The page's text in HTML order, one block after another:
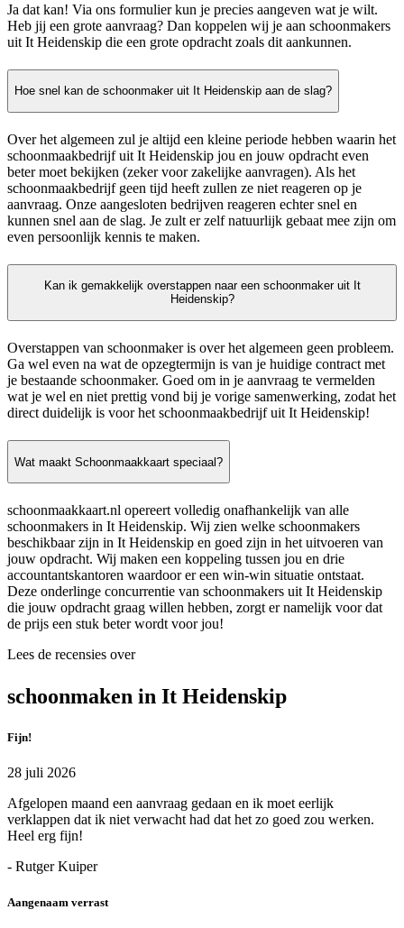
Ja dat kan! Via ons formulier kun je precies aangeven wat je wilt.
Heb jij een grote aanvraag? Dan koppelen wij je aan schoonmakers
uit It Heidenskip die een grote opdracht zoals dit aankunnen.
Hoe snel kan de schoonmaker uit It Heidenskip aan de slag?
Over het algemeen zul je altijd een kleine periode hebben waarin het
schoonmaakbedrijf uit It Heidenskip jou en jouw opdracht even
beter moet bekijken (zeker voor zakelijke aanvragen). Als het
schoonmaakbedrijf geen tijd heeft zullen ze niet reageren op je
aanvraag. Onze aangesloten bedrijven reageren echter snel en
kunnen snel aan de slag. Je zult er zelf natuurlijk gebaat mee zijn om
even persoonlijk kennis te maken.
Kan ik gemakkelijk overstappen naar een schoonmaker uit It
Heidenskip?
Overstappen van schoonmaker is over het algemeen geen probleem.
Ga wel even na wat de opzegtermijn is van je huidige contract met
je bestaande schoonmaker. Goed om in je aanvraag te vermelden
wat je wel en niet prettig vond bij je vorige samenwerking, zodat het
direct duidelijk is voor het schoonmaakbedrijf uit It Heidenskip!
Wat maakt Schoonmaakkaart speciaal?
schoonmaakkaart.nl opereert volledig onafhankelijk van alle
schoonmakers in It Heidenskip. Wij zien welke schoonmakers
beschikbaar zijn in It Heidenskip en goed zijn in het uitvoeren van
jouw opdracht. Wij maken een koppeling tussen jou en drie
accountantskantoren waardoor er een win-win situatie ontstaat.
Deze onderlinge concurrentie van schoonmakers uit It Heidenskip
die jouw opdracht graag willen hebben, zorgt er namelijk voor dat
de prijs een stuk beter wordt voor jou!
Lees de recensies over
schoonmaken in It Heidenskip
Fijn!
28 juli 2026
Afgelopen maand een aanvraag gedaan en ik moet eerlijk
verklappen dat ik niet verwacht had dat het zo goed zou werken.
Heel erg fijn!
- Rutger Kuiper
Aangenaam verrast